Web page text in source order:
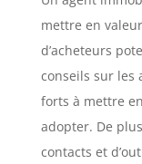
mettre en
d’acheteurs
conseils sur les
forts à mettre
adopter. De
contacts et